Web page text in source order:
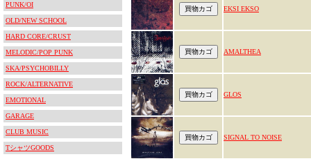
PUNK/OI
OLD/NEW SCHOOL
HARD CORE/CRUST
MELODIC/POP PUNK
SKA/PSYCHOBILLY
ROCK/ALTERNATIVE
EMOTIONAL
GARAGE
CLUB MUSIC
TシャツGOODS
EKSI EKSO
AMALTHEA
GLOS
SIGNAL TO NOISE